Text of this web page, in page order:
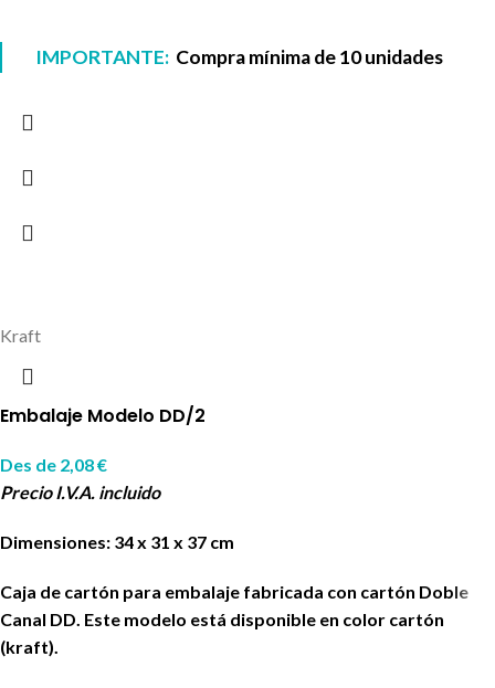
IMPORTANTE: Compra mínima de 10 unidades
Kraft
Embalaje Modelo DD/2
Des de 2,08€
Precio I.V.A. incluido
Dimensiones: 34 x 31 x 37 cm
Caja de cartón para embalaje fabricada con cartón Doble
Canal DD. Este modelo está disponible en color cartón
(kraft).